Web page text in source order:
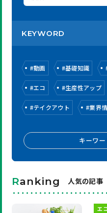
KEYWORD
#動画 #基礎知識
#エコ #生産性アップ
#テイクアウト #業界
キーワ
Ranking 人気の記事
エ